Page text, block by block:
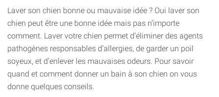
Laver son chien bonne ou mauvaise idée ? Oui laver son
chien peut être une bonne idée mais pas n’importe
comment. Laver votre chien permet d’éliminer des agents
pathogènes responsables d’allergies, de garder un poil
soyeux, et d’enlever les mauvaises odeurs. Pour savoir
quand et comment donner un bain à son chien on vous
donne quelques conseils.